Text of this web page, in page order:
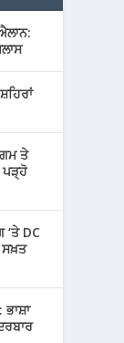
ਤੇ
ਪੜ੍ਹੋ
‘ਤੇ DC
ਸਖ਼ਤ